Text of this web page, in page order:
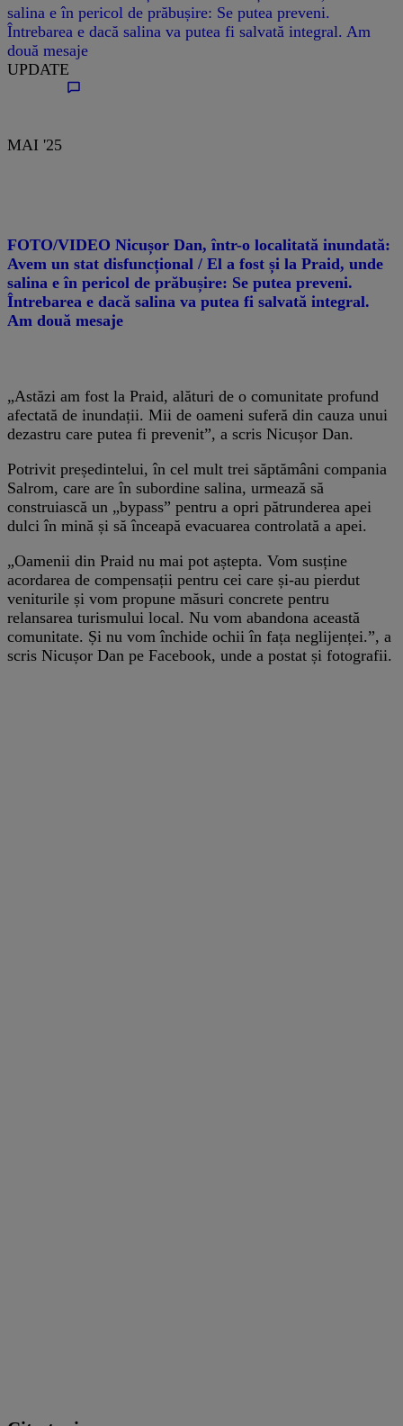
salina e în pericol de prăbușire: Se putea preveni.
Întrebarea e dacă salina va putea fi salvată integral. Am
două mesaje
UPDATE
MAI '25
FOTO/VIDEO Nicușor Dan, într-o localitată inundată:
Avem un stat disfuncțional / El a fost și la Praid, unde
salina e în pericol de prăbușire: Se putea preveni.
Întrebarea e dacă salina va putea fi salvată integral.
Am două mesaje
„Astăzi am fost la Praid, alături de o comunitate profund
afectată de inundații. Mii de oameni suferă din cauza unui
dezastru care putea fi prevenit”, a scris Nicușor Dan.
Potrivit președintelui, în cel mult trei săptămâni compania
Salrom, care are în subordine salina, urmează să
construiască un „bypass” pentru a opri pătrunderea apei
dulci în mină și să înceapă evacuarea controlată a apei.
„Oamenii din Praid nu mai pot aștepta. Vom susține
acordarea de compensații pentru cei care și-au pierdut
veniturile și vom propune măsuri concrete pentru
relansarea turismului local. Nu vom abandona această
comunitate. Și nu vom închide ochii în fața neglijenței.”, a
scris Nicușor Dan pe Facebook, unde a postat și fotografii.